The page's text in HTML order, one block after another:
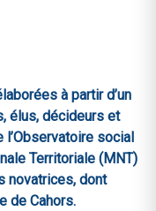
à partir d’un
élus, décideurs et
l’Observatoire social
Territoriale (MNT)
novatrices, dont
de Cahors.